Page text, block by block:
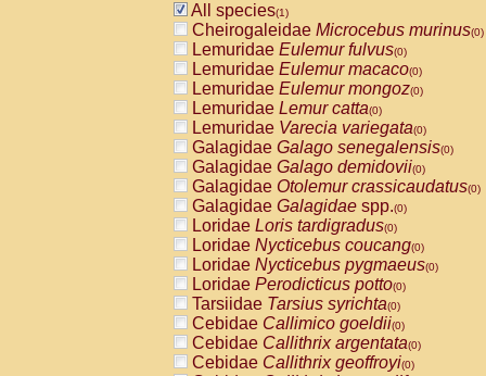
All species(1)
Cheirogaleidae Microcebus murinus(0)
Lemuridae Eulemur fulvus(0)
Lemuridae Eulemur macaco(0)
Lemuridae Eulemur mongoz(0)
Lemuridae Lemur catta(0)
Lemuridae Varecia variegata(0)
Galagidae Galago senegalensis(0)
Galagidae Galago demidovii(0)
Galagidae Otolemur crassicaudatus(0)
Galagidae Galagidae spp.(0)
Loridae Loris tardigradus(0)
Loridae Nycticebus coucang(0)
Loridae Nycticebus pygmaeus(0)
Loridae Perodicticus potto(0)
Tarsiidae Tarsius syrichta(0)
Cebidae Callimico goeldii(0)
Cebidae Callithrix argentata(0)
Cebidae Callithrix geoffroyi(0)